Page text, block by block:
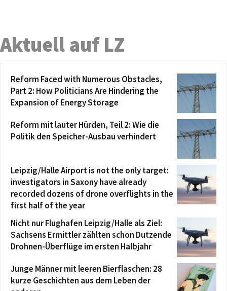
Aktuell auf LZ
Reform Faced with Numerous Obstacles,
Part 2: How Politicians Are Hindering the
Expansion of Energy Storage
Reform mit lauter Hürden, Teil 2: Wie die
Politik den Speicher-Ausbau verhindert
Leipzig/Halle Airport is not the only target:
investigators in Saxony have already
recorded dozens of drone overflights in the
first half of the year
Nicht nur Flughafen Leipzig/Halle als Ziel:
Sachsens Ermittler zählten schon Dutzende
Drohnen-Überflüge im ersten Halbjahr
Junge Männer mit leeren Bierflaschen: 28
kurze Geschichten aus dem Leben der